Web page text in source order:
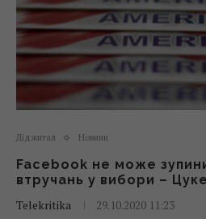
Діджитал Новини
Facebook не може
втручань у вибори –
Telekritika
29.10.2020 11:23